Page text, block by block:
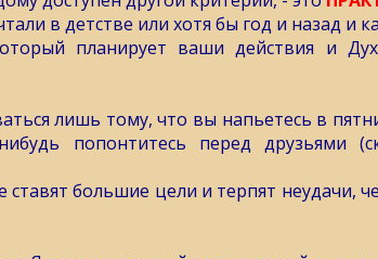
в детстве или хотя бы год и назад и
планирует ваши действия и
лишь тому, что вы напьетесь в
попонтитесь перед друзьями
большие цели и терпят неудачи,